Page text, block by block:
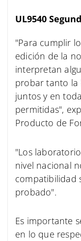
UL9540
"Para cumplir
edición de la
interpretan
probar tanto la
juntos y en
permitidas",
Producto de
"Los
nivel nacional
compatibilidad
probado".
Es importante
en lo que